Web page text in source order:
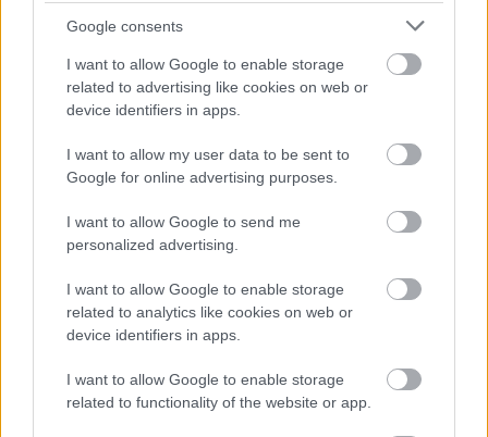
Google consents
I want to allow Google to enable storage
related to advertising like cookies on web or
device identifiers in apps.
I want to allow my user data to be sent to
Google for online advertising purposes.
I want to allow Google to send me
personalized advertising.
I want to allow Google to enable storage
related to analytics like cookies on web or
device identifiers in apps.
I want to allow Google to enable storage
related to functionality of the website or app.
, , , , ,
Hivatalosan is Boldog István betyár-influenceré
a legszórakoztatóbb Facebook-oldal díja
Mezőgazdasági
majd kétpói
pedig fideszes
országgyűlési
Boldog István, akiről 2019-ben hozták nyilvánosságra, hogy
társaival együtt egy olyan hálózatot épített ki, amin keresztül